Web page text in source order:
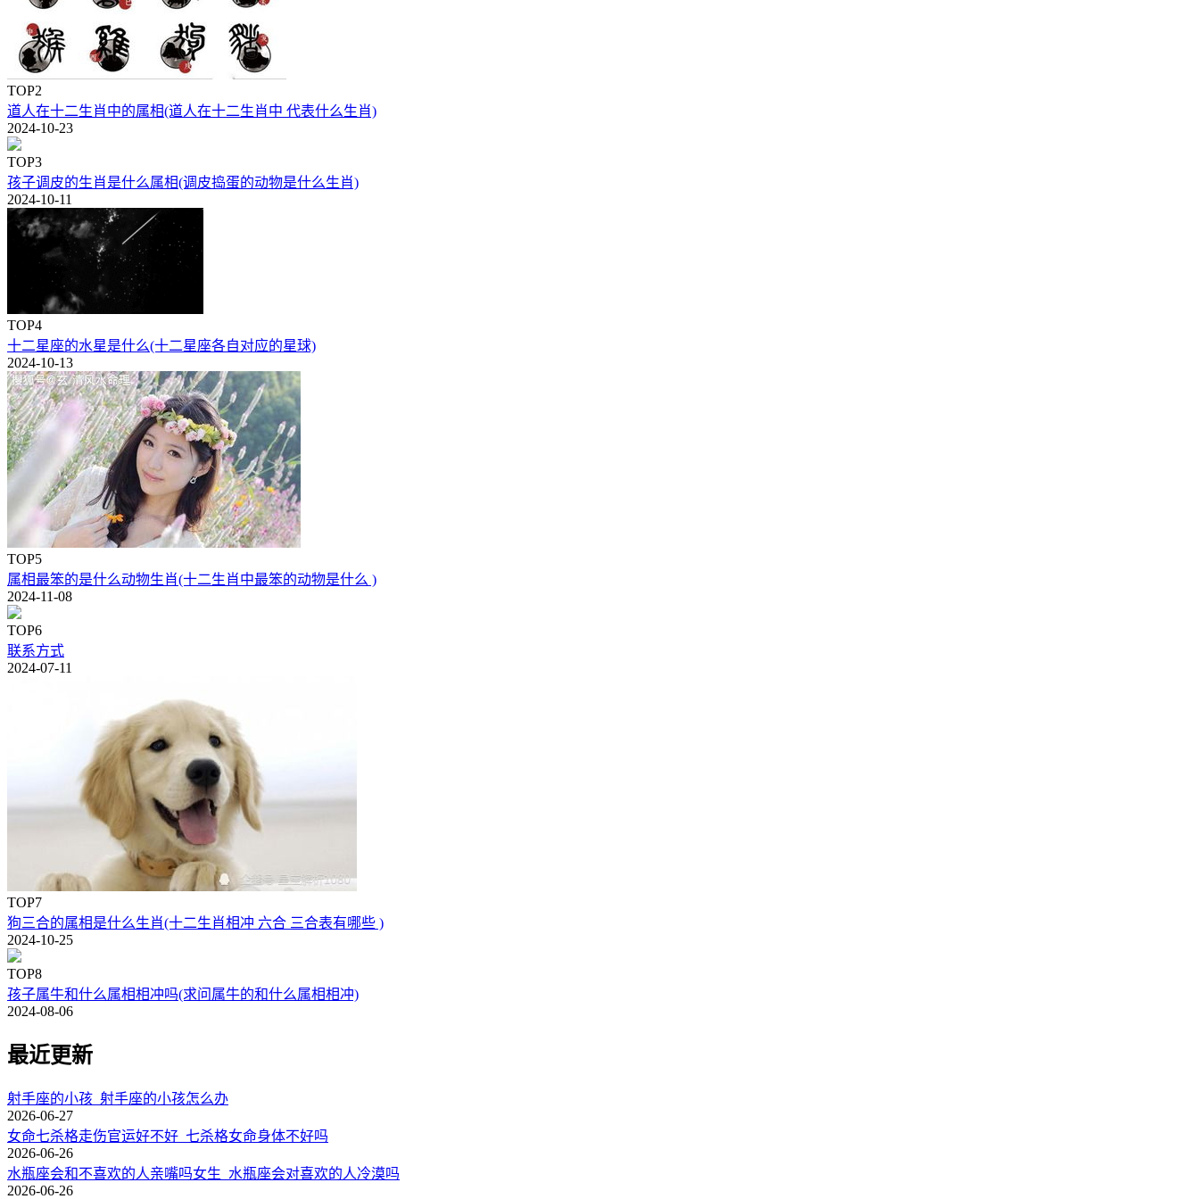
TOP2
道人在十二生肖中的属相(道人在十二生肖中 代表什么生肖)
2024-10-23
TOP3
孩子调皮的生肖是什么属相(调皮捣蛋的动物是什么生肖)
2024-10-11
TOP4
十二星座的水星是什么(十二星座各自对应的星球)
2024-10-13
TOP5
属相最笨的是什么动物生肖(十二生肖中最笨的动物是什么 )
2024-11-08
TOP6
联系方式
2024-07-11
TOP7
狗三合的属相是什么生肖(十二生肖相冲 六合 三合表有哪些 )
2024-10-25
TOP8
孩子属牛和什么属相相冲吗(求问属牛的和什么属相相冲)
2024-08-06
最近更新
射手座的小孩_射手座的小孩怎么办
2026-06-27
女命七杀格走伤官运好不好_七杀格女命身体不好吗
2026-06-26
水瓶座会和不喜欢的人亲嘴吗女生_水瓶座会对喜欢的人冷漠吗
2026-06-26